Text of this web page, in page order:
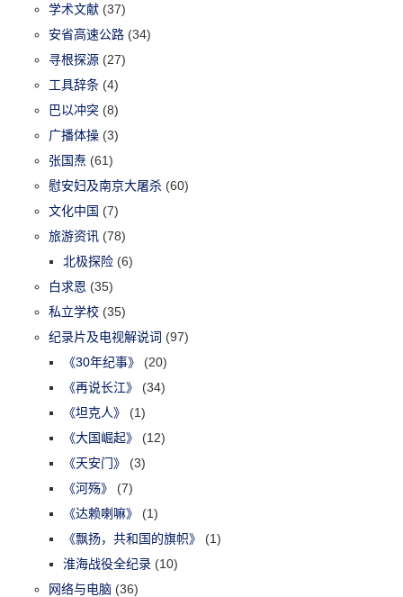
学术文献 (37)
安省高速公路 (34)
寻根探源 (27)
工具辞条 (4)
巴以冲突 (8)
广播体操 (3)
张国焘 (61)
慰安妇及南京大屠杀 (60)
文化中国 (7)
旅游资讯 (78)
北极探险 (6)
白求恩 (35)
私立学校 (35)
纪录片及电视解说词 (97)
《30年纪事》
(20)
《再说长江》
(34)
《坦克人》
(1)
《大国崛起》
(12)
《天安门》
(3)
《河殇》
(7)
《达赖喇嘛》
(1)
《飘扬，共和国的旗帜》
(1)
淮海战役全纪录 (10)
网络与电脑 (36)